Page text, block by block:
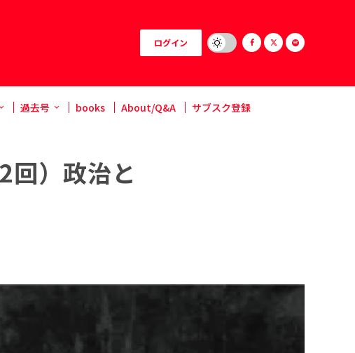
ログイン
過去号 books About/Q&A サブスク登録
回）政治と